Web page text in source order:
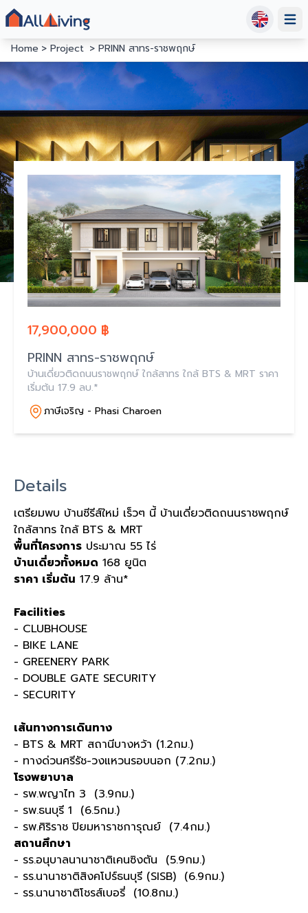
Home
Project PRINN สาทร-ราชพฤกษ์
17,900,000 ฿
PRINN สาทร-ราชพฤกษ์
บ้านเดี่ยวติดถนนราชพฤกษ์ ใกล้สาทร ใกล้ BTS & MRT ราคา
เริ่มต้น 17.9 ลบ.*
ภาษีเจริญ - Phasi Charoen
Details
เตรียมพบ บ้านซีรีส์ใหม่ เร็วๆ นี้ บ้านเดี่ยวติดถนนราชพฤกษ์
ใกล้สาทร ใกล้ BTS & MRT
พื้นที่โครงการ ประมาณ 55 ไร่
บ้านเดี่ยวทั้งหมด 168 ยูนิต
ราคา เริ่มต้น 17.9 ล้าน*
Facilities
- CLUBHOUSE
- BIKE LANE
- GREENERY PARK
- DOUBLE GATE SECURITY
- SECURITY
เส้นทางการเดินทาง
- BTS & MRT สถานีบางหว้า (1.2กม.)
- ทางด่วนศรีรัช-วงแหวนรอบนอก (7.2กม.)
โรงพยาบาล
- รพ.พญาไท 3 (3.9กม.)
- รพ.ธนบุรี 1 (6.5กม.)
- รพ.ศิริราช ปิยมหาราชการุณย์ (7.4กม.)
สถานศึกษา
- รร.อนุบาลนานาชาติเคนซิงตัน (5.9กม.)
- รร.นานาชาติสิงคโปร์ธนบุรี (SISB) (6.9กม.)
- รร.นานาชาติโชรส์เบอรี่ (10.8กม.)